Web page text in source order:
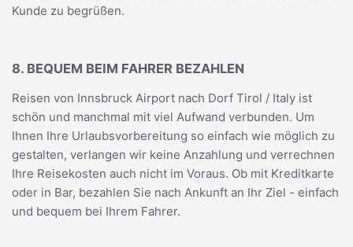
Kunde zu begrüßen.
8. BEQUEM BEIM FAHRER BEZAHLEN
Reisen von Innsbruck Airport nach Dorf Tirol / Italy ist
schön und manchmal mit viel Aufwand verbunden. Um
Ihnen Ihre Urlaubsvorbereitung so einfach wie möglich zu
gestalten, verlangen wir keine Anzahlung und verrechnen
Ihre Reisekosten auch nicht im Voraus. Ob mit Kreditkarte
oder in Bar, bezahlen Sie nach Ankunft an Ihr Ziel - einfach
und bequem bei Ihrem Fahrer.